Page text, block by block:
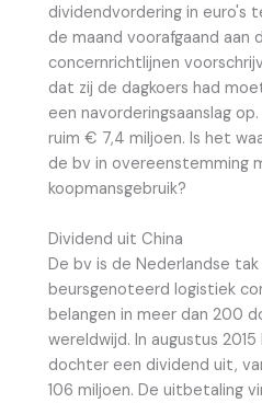
dividendvordering in euro's
de maand voorafgaand aan
concernrichtlijnen
dat zij de dagkoers had
een navorderingsaanslag
ruim € 7,4 miljoen. Is het
de bv in overeenstemming
koopmansgebruik?
Dividend uit China
De bv is de Nederlandse
beursgenoteerd logistiek
belangen in meer dan 200
wereldwijd. In augustus
dochter een dividend uit,
106 miljoen. De uitbetaling